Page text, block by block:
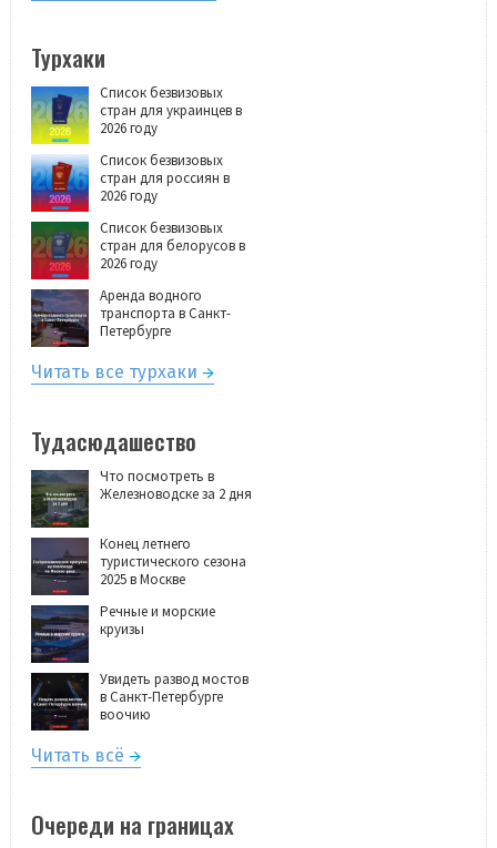
Турхаки
Список безвизовых
стран для украинцев в
2026 году
Список безвизовых
стран для россиян в
2026 году
Список безвизовых
стран для белорусов в
2026 году
Аренда водного
транспорта в Санкт-
Петербурге
Читать все турхаки
Тудасюдашество
Что посмотреть в
Железноводске за 2 дня
Конец летнего
туристического сезона
2025 в Москве
Речные и морские
круизы
Увидеть развод мостов
в Санкт-Петербурге
воочию
Читать всё
Очереди на границах